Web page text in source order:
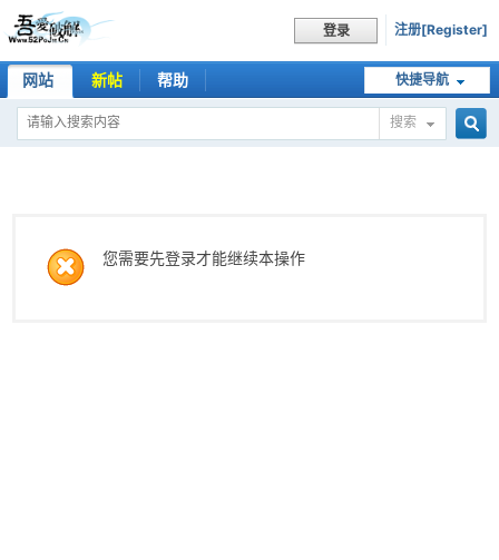
登录 注册[Register]
快捷导航
网站 新帖 帮助
搜索
您需要先登录才能继续本操作